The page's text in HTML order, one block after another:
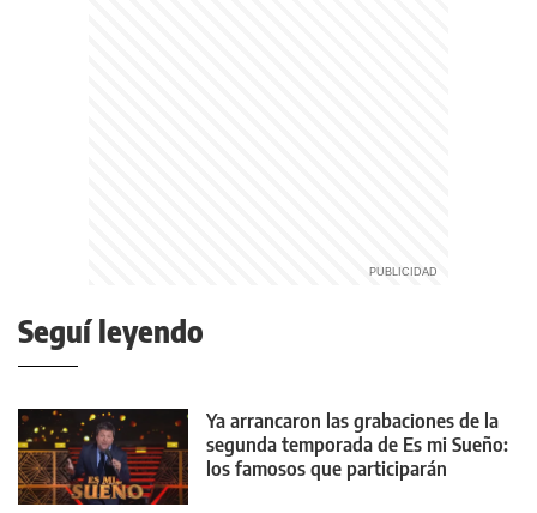
Seguí leyendo
Ya arrancaron las grabaciones de la
segunda temporada de Es mi Sueño:
los famosos que participarán